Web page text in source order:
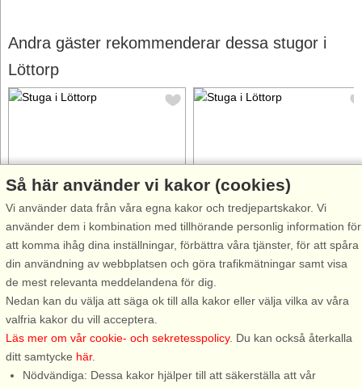
Andra gäster rekommenderar dessa stugor i
Löttorp
Stugnr: 49779
Löttorp
6 personer, 50 m²
250 m till sjö/hav:.
Härlig stuga med bara 250m till
den vackra långgrunda
sandstranden, samt 100m till
campingen First Camp Löttorp
med flera bekvämligheter som
butik, bistro samt mycket roligt
Stugnr: 60768
Löttorp
6 personer, 88 m²
650 m till sjö/hav:.
Underbart nybyggt hus med fri
havsutsikt i mysiga Källa hamn.
det vanliga” med fina
och infällda ljuslösningar. Det
Så här använder vi kakor (cookies)
Vi använder data från våra egna kakor och tredjepartskakor. Vi
använder dem i kombination med tillhörande personlig information för
att komma ihåg dina inställningar, förbättra våra tjänster, för att spåra
din användning av webbplatsen och göra trafikmätningar samt visa
de mest relevanta meddelandena för dig.
Nedan kan du välja att säga ok till alla kakor eller välja vilka av våra
valfria kakor du vill acceptera.
Läs mer om vår cookie- och sekretesspolicy. Du kan också återkalla
ditt samtycke här.
Nödvändiga: Dessa kakor hjälper till att säkerställa att vår